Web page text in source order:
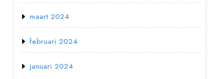
maart 2024
februari 2024
januari 2024